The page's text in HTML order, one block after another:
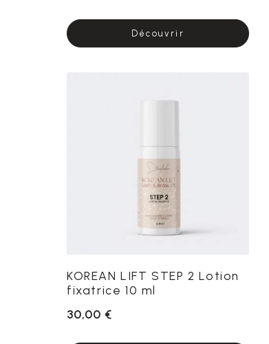
Découvrir
KOREAN LIFT STEP 2 Lotion
fixatrice 10 ml
30,00 €